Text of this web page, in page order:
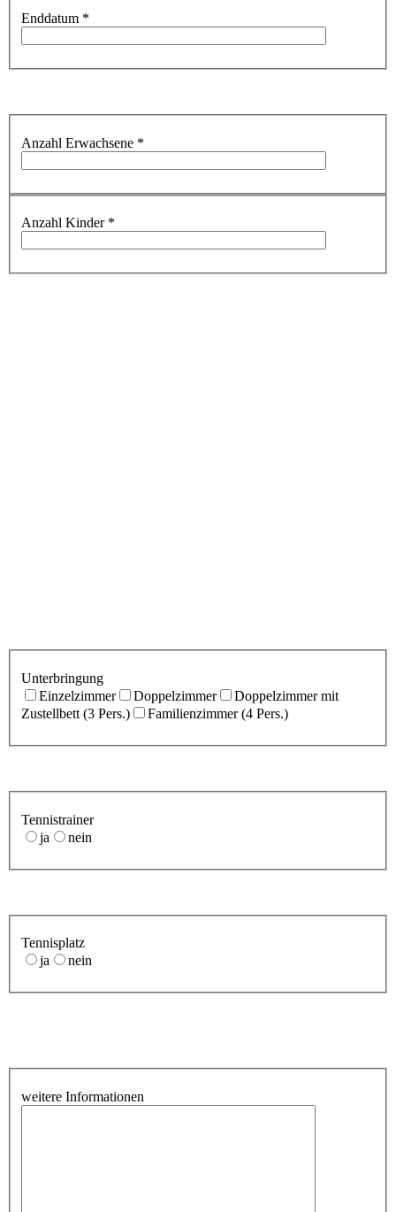
Enddatum *
Anzahl Erwachsene *
Anzahl Kinder *
Unterbringung
Einzelzimmer
Doppelzimmer
Doppelzimmer mit
Zustellbett (3 Pers.)
Familienzimmer (4 Pers.)
Tennistrainer
ja
nein
Tennisplatz
ja
nein
weitere Informationen